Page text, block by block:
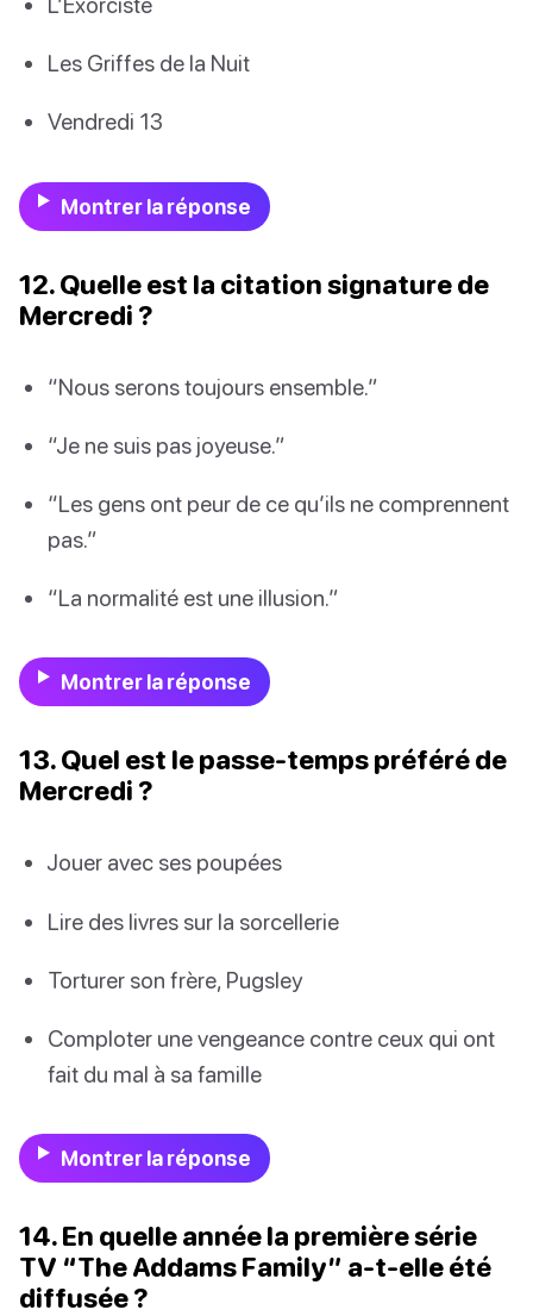
Les Griffes de la Nuit
Vendredi 13
Montrer la réponse
12. Quelle est la citation signature de
Mercredi ?
“Nous serons toujours ensemble.”
“Je ne suis pas joyeuse.”
“Les gens ont peur de ce qu’ils ne comprennent
pas.”
“La normalité est une illusion.”
Montrer la réponse
13. Quel est le passe-temps préféré de
Mercredi ?
Jouer avec ses poupées
Lire des livres sur la sorcellerie
Torturer son frère, Pugsley
Comploter une vengeance contre ceux qui ont
fait du mal à sa famille
Montrer la réponse
14. En quelle année la première série
TV “The Addams Family” a-t-elle été
diffusée ?